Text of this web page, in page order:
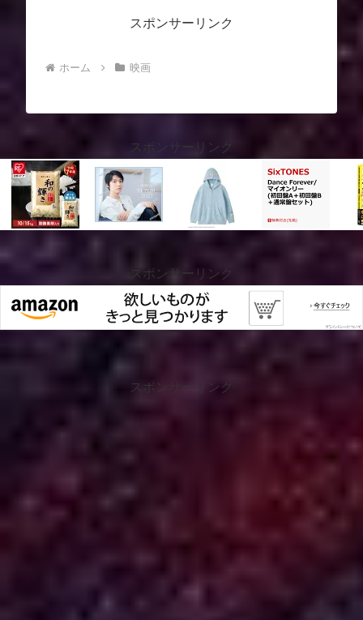
スポンサーリンク
ホーム 映画
スポンサーリンク
スポンサーリンク
スポンサーリンク